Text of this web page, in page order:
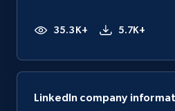
35.3K+ 5.7K+
LinkedIn company